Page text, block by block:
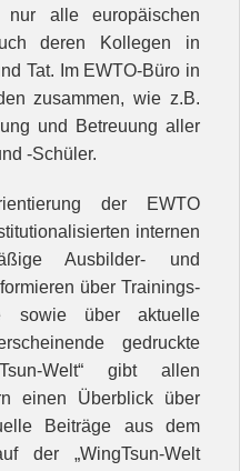
alle europäischen
deren Kollegen in
Tat. Im EWTO-Büro in
zusammen, wie z.B.
und Betreuung aller
-Schüler.
der EWTO
internen
Ausbilder- und
über Trainings-
sowie über aktuelle
gedruckte
Welt“ gibt allen
einen Überblick über
Beiträge aus dem
der „WingTsun-Welt